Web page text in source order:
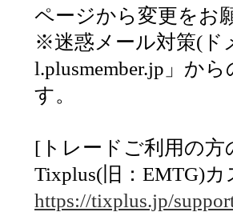
ページから変更をお
※迷惑メール対策(ド
l.plusmember.jp」か
す。
[トレードご利用の
Tixplus(旧：EMTG)
https://tixplus.jp/